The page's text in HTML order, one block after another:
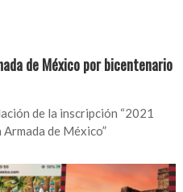
de México por bicentenario
de la inscripción “2021
de México”